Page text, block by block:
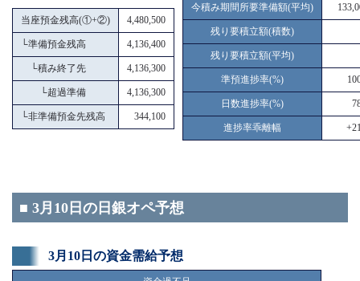
当座預金残高(①+②) 4,480,500
└準備預金残高 4,136,400
└積み終了先 4,136,300
└超過準備 4,136,300
└非準備預金先残高 344,100
今積み期間所要準備額(平均)
残り要積立額(積数)
残り要積立額(平均)
準預進捗率(%)
日数進捗率(%)
進捗率乖離幅
■ 3月10日の日銀オペ予想
3月10日の資金需給予想